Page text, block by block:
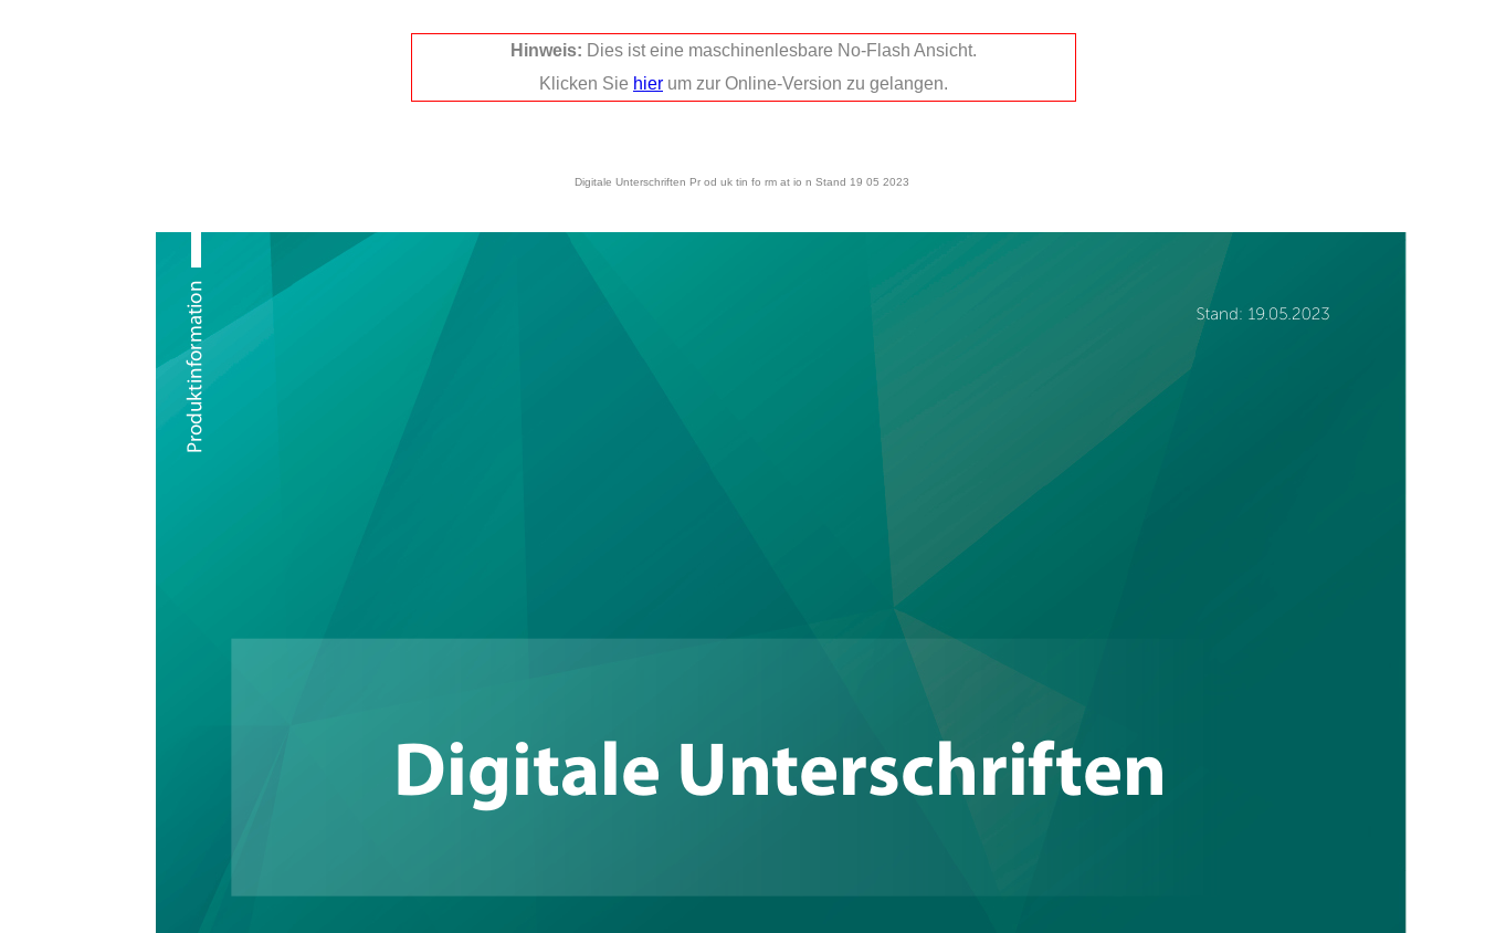
Digitale Unterschriften Pr od uk tin fo rm at io n Stand 19 05 2023
Hinweis: Dies ist eine maschinenlesbare No-Flash Ansicht.
Klicken Sie hier um zur Online-Version zu gelangen.